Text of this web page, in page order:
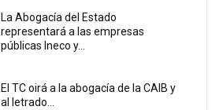
La Abogacía del Estado
representará a las empresas
públicas Ineco y...
El TC oirá a la abogacía de la CAIB y
al letrado...